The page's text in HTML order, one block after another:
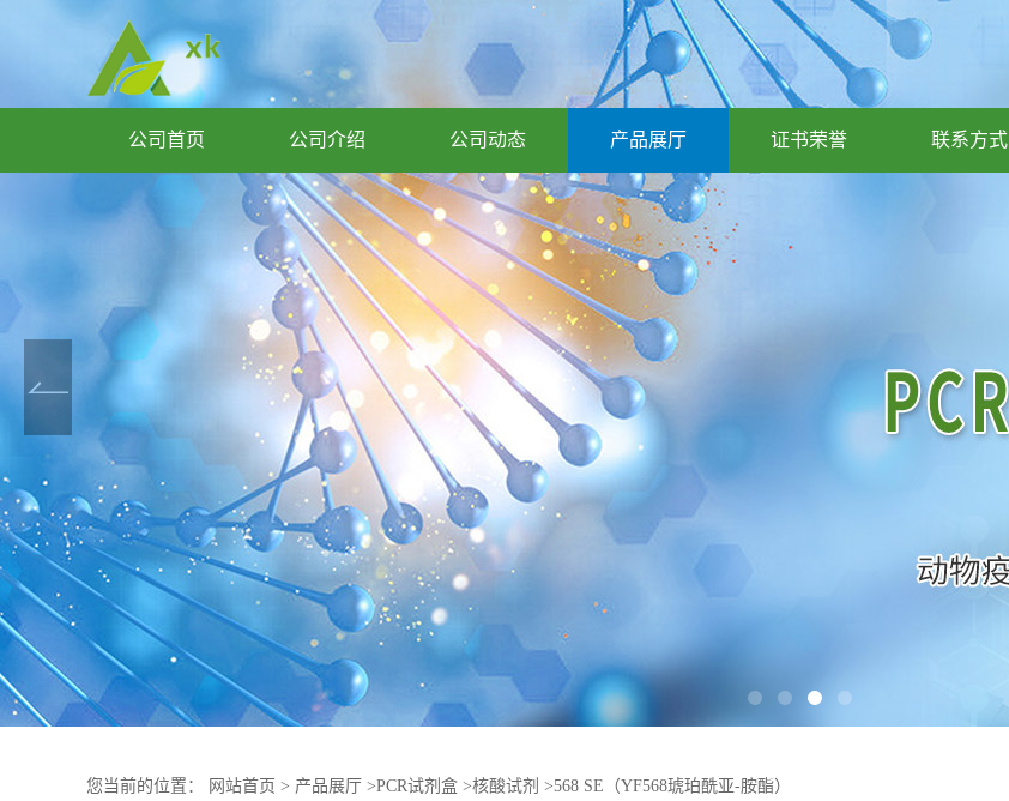
公司首页 公司介绍 公司动态 产品展厅 证书荣誉 联系方式
您当前的位置： 网站首页 > 产品展厅 >PCR试剂盒 >核酸试剂 >568 SE（YF568琥珀酰亚-胺酯）